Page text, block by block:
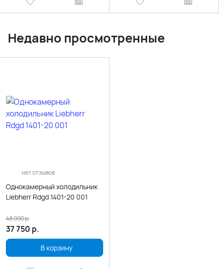
Недавно просмотренные
нет отзывов
Однокамерный холодильник
Liebherr Rdgd 1401-20 001
37 750 р.
48 990р.
В корзину